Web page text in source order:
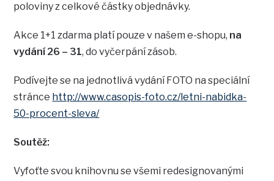
poloviny z celkové částky objednávky.
Akce 1+1 zdarma platí pouze v našem e-shopu, na
vydání 26 – 31, do vyčerpání zásob.
Podívejte se na jednotlivá vydání FOTO na speciální
stránce http://www.casopis-foto.cz/letni-nabidka-
50-procent-sleva/
Soutěž:
Vyfoťte svou knihovnu se všemi redesignovanými